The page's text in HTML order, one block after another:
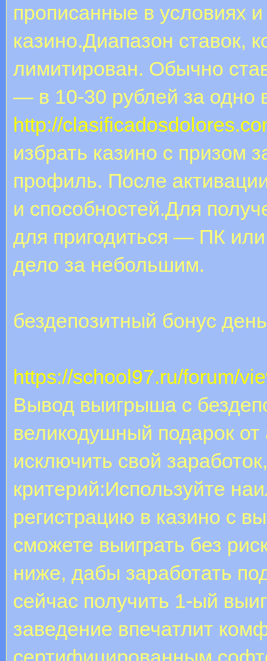
прописанные в условиях
казино.Диапазон ставок,
лимитирован. Обычно
— в 10-30 рублей за одно
http://
избрать казино с призом
профиль. После
и способностей.Для
для пригодиться — ПК
дело за небольшим.
бездепозитный бонус
https://school97.ru/forum/
Вывод выигрыша с
великодушный подарок
исключить свой
критерий:Используйте
регистрацию в казино с
сможете выиграть без
ниже, дабы заработать
сейчас получить 1-ый
заведение впечатлит